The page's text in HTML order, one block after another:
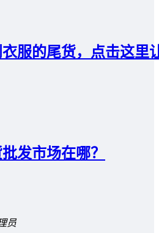
服的尾货，点击这里
发市场在哪？
员